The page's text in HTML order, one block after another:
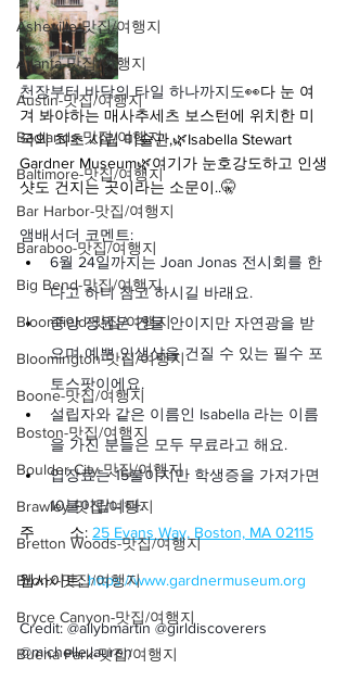
Asheville-맛집/여행지
Atlanta-맛집/여행지
Austin-맛집/여행지
Badlands-맛집/여행지
Baltimore-맛집/여행지
Bar Harbor-맛집/여행지
Baraboo-맛집/여행지
Big Bend-맛집/여행지
Bloomfield-맛집/여행지
Bloomington-맛집/여행지
Boone-맛집/여행지
Boston-맛집/여행지
Boulder City-맛집/여행지
Brawley-맛집/여행지
Bretton Woods-맛집/여행지
Bronx-맛집/여행지
Bryce Canyon-맛집/여행지
Buena Park-맛집/여행지
천장부터 바닥의 타일 하나까지도👀다 눈 여
겨 봐야하는 매사추세츠 보스턴에 위치한 미
국의 최초 사립 미술관,🌿Isabella Stewart
Gardner Museum🌿여기가 눈호강도하고 인생
샷도 건지는 곳이라는 소문이..🤫
앰배서더 코멘트:
6월 24일까지는 Joan Jonas 전시회를 한
다고 하니 참고 하시길 바래요.
중앙 정원은 건물 안이지만 자연광을 받
으며 예쁜 인생샷을 건질 수 있는 필수 포
토스팟이에요.
설립자와 같은 이름인 Isabella 라는 이름
을 가진 분들은 모두 무료라고 해요.
입장료는 15불이지만 학생증을 가져가면
10불이랍니다.
주        소: 25 Evans Way, Boston, MA 02115
웹사이트: https://www.gardnermuseum.org
Credit: @allybmartin @girldiscoverers
@michelle.lauren